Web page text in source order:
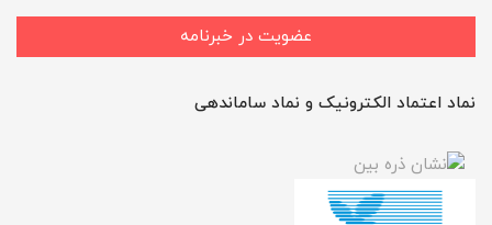
عضویت در خبرنامه
نماد اعتماد الکترونیک و نماد ساماندهی